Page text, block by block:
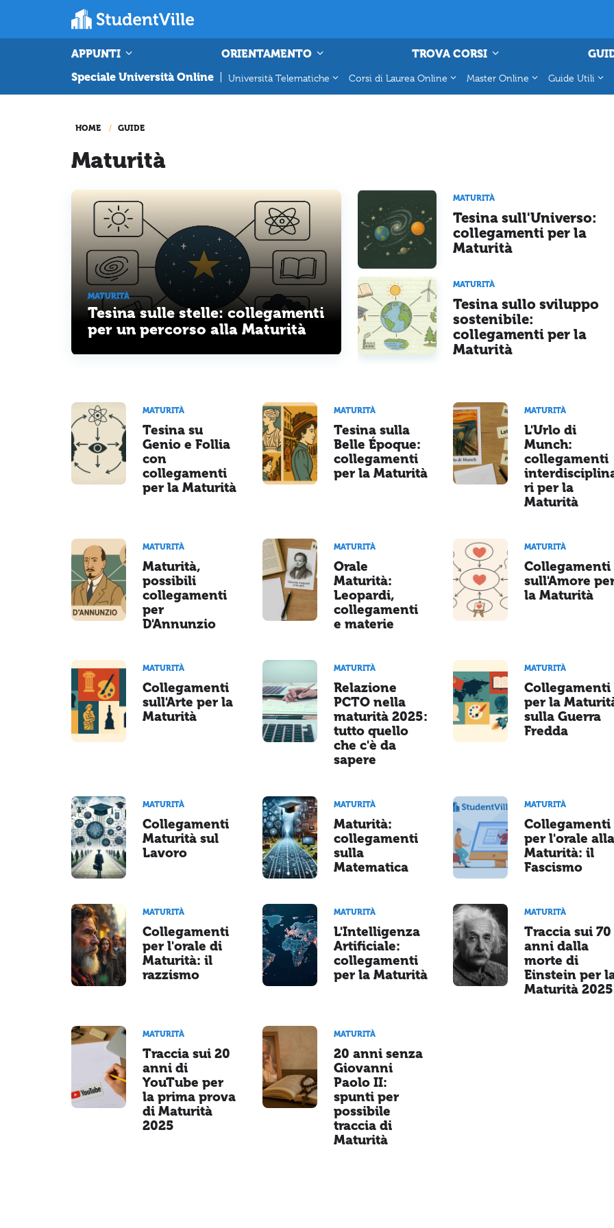
APPUNTI ORIENTAMENTO TROVA CORSI
Speciale Università Online
Università Telematiche Corsi di Laurea Online Master Online Guide Utili
HOME GUIDE
Maturità
MATURITÀ
Tesina sulle stelle: collegamenti
per un percorso alla Maturità
MATURITÀ
Tesina sull'Universo:
collegamenti per la
Maturità
MATURITÀ
Tesina sullo sviluppo
sostenibile:
collegamenti per la
Maturità
MATURITÀ
Tesina su
Genio e Follia
con
collegamenti
per la Maturità
MATURITÀ
Tesina sulla
Belle Époque:
collegamenti
per la Maturità
MATURITÀ
L'Urlo di
Munch:
collegamenti
ri per la
Maturità
MATURITÀ
Maturità,
possibili
collegamenti
per
D'Annunzio
MATURITÀ
Orale
Maturità:
Leopardi,
collegamenti
e materie
MATURITÀ
Collegamenti
sull'Amore
la Maturità
MATURITÀ
Collegamenti
sull'Arte per la
Maturità
MATURITÀ
Relazione
PCTO nella
maturità 2025:
tutto quello
che c'è da
sapere
MATURITÀ
Collegamenti
per la
sulla Guerra
Fredda
MATURITÀ
Collegamenti
Maturità sul
Lavoro
MATURITÀ
Maturità:
collegamenti
sulla
Matematica
MATURITÀ
Collegamenti
per l'orale
Maturità: il
Fascismo
MATURITÀ
Collegamenti
per l'orale di
Maturità: il
razzismo
MATURITÀ
L'Intelligenza
Artificiale:
collegamenti
per la Maturità
MATURITÀ
Traccia sui 70
anni dalla
morte di
Einstein per
Maturità 2025
MATURITÀ
Traccia sui 20
anni di
YouTube per
la prima prova
di Maturità
2025
MATURITÀ
20 anni senza
Giovanni
Paolo II:
spunti per
possibile
traccia di
Maturità